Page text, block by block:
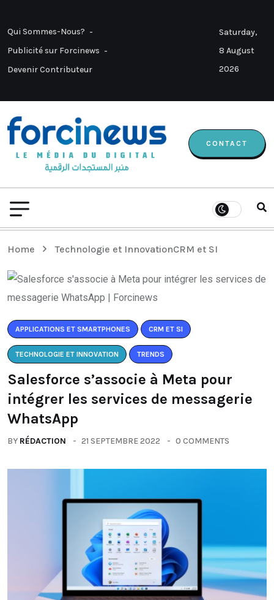
Qui Sommes-Nous?
Publicité sur Forcinews
Devenir Contributeur
Saturday,
8 August
2026
CONTACT
Home Technologie et InnovationCRM et SI
APPLICATIONS ET SMARTPHONES CRM ET SI
TECHNOLOGIE ET INNOVATION TRENDS
Salesforce s’associe à Meta pour
intégrer les services de messagerie
WhatsApp
BY RÉDACTION 21 SEPTEMBRE 2022 0 COMMENTS